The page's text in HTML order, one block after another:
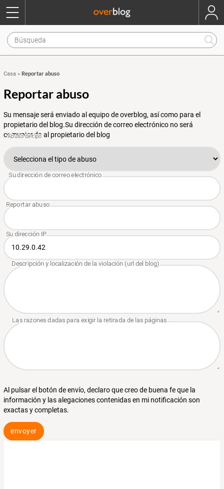
Casa » Reportar abuso
Reportar abuso
Su mensaje será enviado al equipo de overblog, así como para el
propietario del blog.Su dirección de correo electrónico no será
comunicada al propietario del blog
Al pulsar el botón de envío, declaro que creo de buena fe que la
información y las alegaciones contenidas en mi notificación son
exactas y completas.
envoyer